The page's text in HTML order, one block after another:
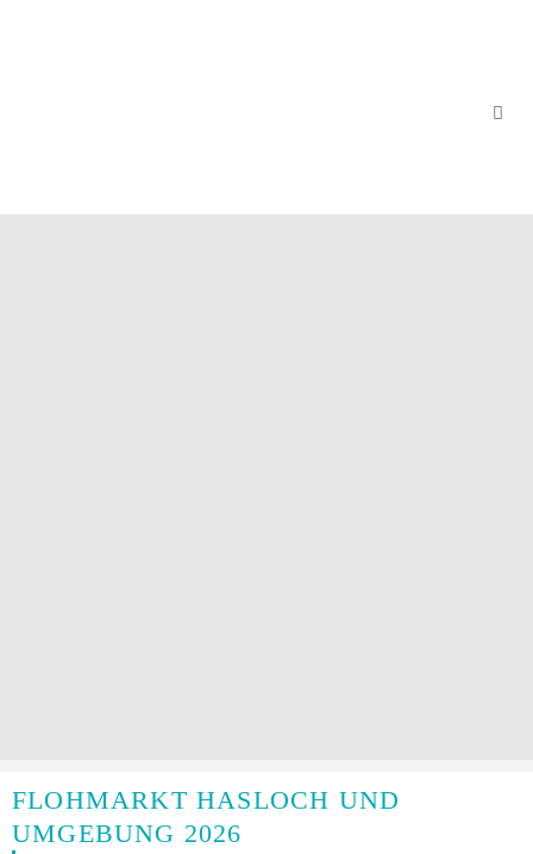
FLOHMARKT HASLOCH UND
UMGEBUNG 2026